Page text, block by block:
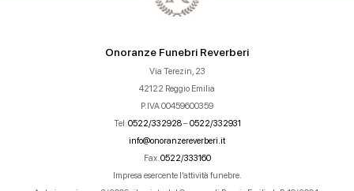
Onoranze Funebri Reverberi
Via Terezin, 23
42122 Reggio Emilia
P.IVA 00459600359
Tel. 0522/332928–0522/332931
info@onoranzereverberi.it
Fax. 0522/333160
Impresa esercente l’attività funebre.